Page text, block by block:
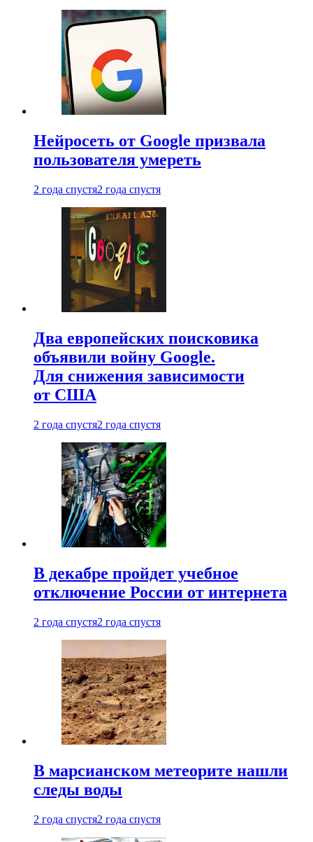
Нейросеть от Google призвала
пользователя умереть
2 года спустя2 года спустя
Два европейских поисковика
объявили войну Google.
Для снижения зависимости
от США
2 года спустя2 года спустя
В декабре пройдет учебное
отключение России от интернета
2 года спустя2 года спустя
В марсианском метеорите нашли
следы воды
2 года спустя2 года спустя